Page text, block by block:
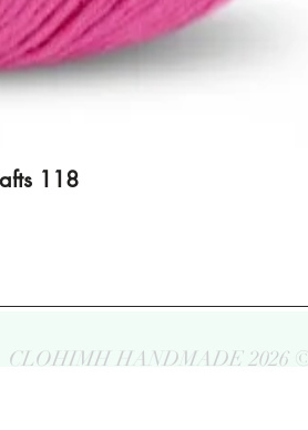
118
CLOHIMH HANDMADE 2026 ©